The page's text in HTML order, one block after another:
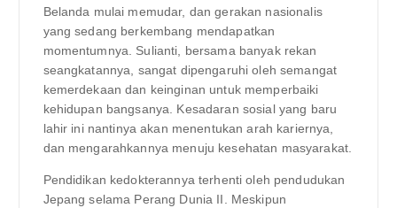
Belanda mulai memudar, dan gerakan nasionalis
yang sedang berkembang mendapatkan
momentumnya. Sulianti, bersama banyak rekan
seangkatannya, sangat dipengaruhi oleh semangat
kemerdekaan dan keinginan untuk memperbaiki
kehidupan bangsanya. Kesadaran sosial yang baru
lahir ini nantinya akan menentukan arah kariernya,
dan mengarahkannya menuju kesehatan masyarakat.
Pendidikan kedokterannya terhenti oleh pendudukan
Jepang selama Perang Dunia II. Meskipun